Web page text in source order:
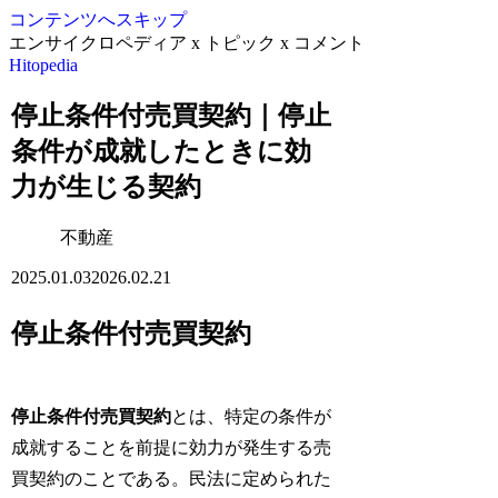
コンテンツへスキップ
エンサイクロペディア x トピック x コメント
Hitopedia
停止条件付売買契約｜停止
条件が成就したときに効
力が生じる契約
不動産
2025.01.032026.02.21
停止条件付売買契約
停止条件付売買契約とは、特定の条件が
成就することを前提に効力が発生する売
買契約のことである。民法に定められた